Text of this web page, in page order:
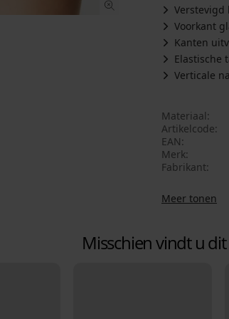
Verstevigd
Voorkant
Kanten
Elastische
Verticale
Materiaal
Artikelcode
EAN
Merk
Fabrikant
Meer tonen
Misschien vindt u